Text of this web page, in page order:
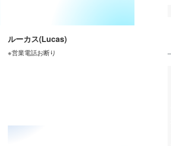
ルーカス(Lucas)
※営業電話お断り